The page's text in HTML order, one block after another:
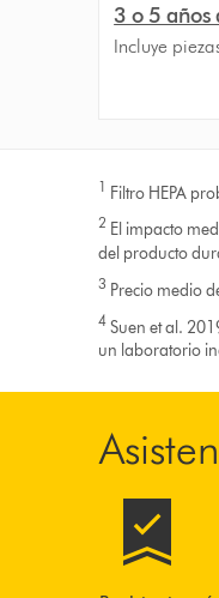
3 o 5 años
Incluye
1 Filtro HEPA
2 El impacto
del producto
3 Precio medio
4 Suen et al.
un laboratorio